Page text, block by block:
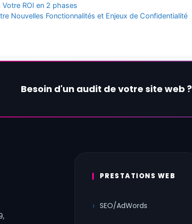
ROI en 2 phases
Nouvelles Fonctionnalités et Enjeux de Confidentialité
Besoin d'un audit de votre site web ?
PRESTATIONS WEB
SEO/AdWords